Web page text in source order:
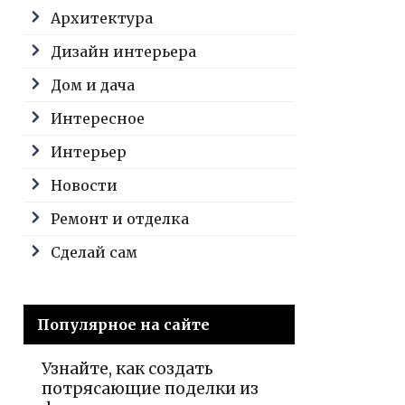
Архитектура
Дизайн интерьера
Дом и дача
Интересное
Интерьер
Новости
Ремонт и отделка
Сделай сам
Популярное на сайте
Узнайте, как создать
потрясающие поделки из